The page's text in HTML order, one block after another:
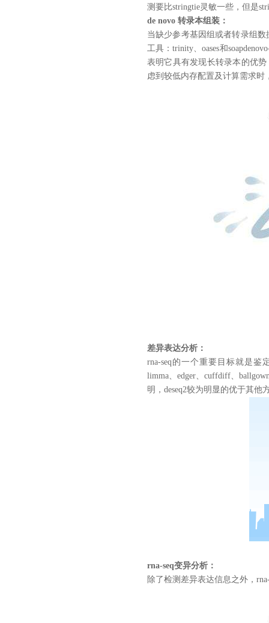
测要比stringtie灵敏一些，但是
de novo 转录本组装：
当缺少参考基因组或者转录组数
工具：trinity、oases和
表明它具有发现长转录本的优势
虑到较低内存配置及计算需求时
差异表达分析：
rna-seq的一个重要目标就是鉴
limma、edger、cuffdiff、
明，deseq2较为明显的优于其他
rna-seq变异分析：
除了检测差异表达信息之外，